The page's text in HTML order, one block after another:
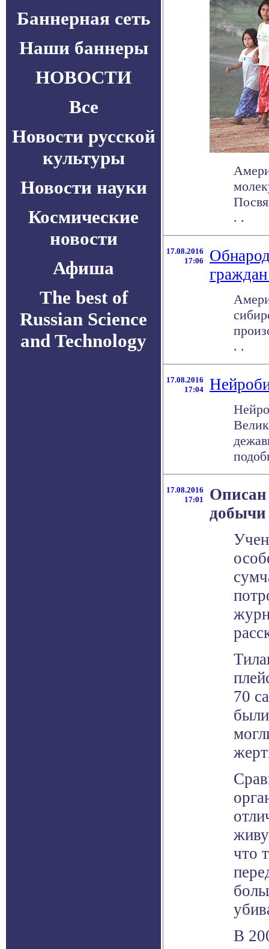
Баннерная сеть
Наши баннеры
НОВОСТИ
Все
Новости русской
культуры
Новости науки
Космические
новости
Афиша
The best of
Russian Science
and Technology
. .
17.08.2016
17:06
. .
17.08.2016
17:04
17.08.2016
17:01
Описан
70
что
В